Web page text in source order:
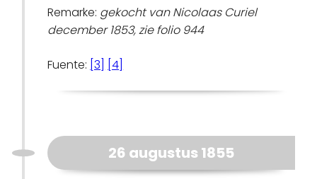
Remarke: gekocht van Nicolaas Curiel
december 1853, zie folio 944
Fuente: [3] [4]
26 augustus 1855